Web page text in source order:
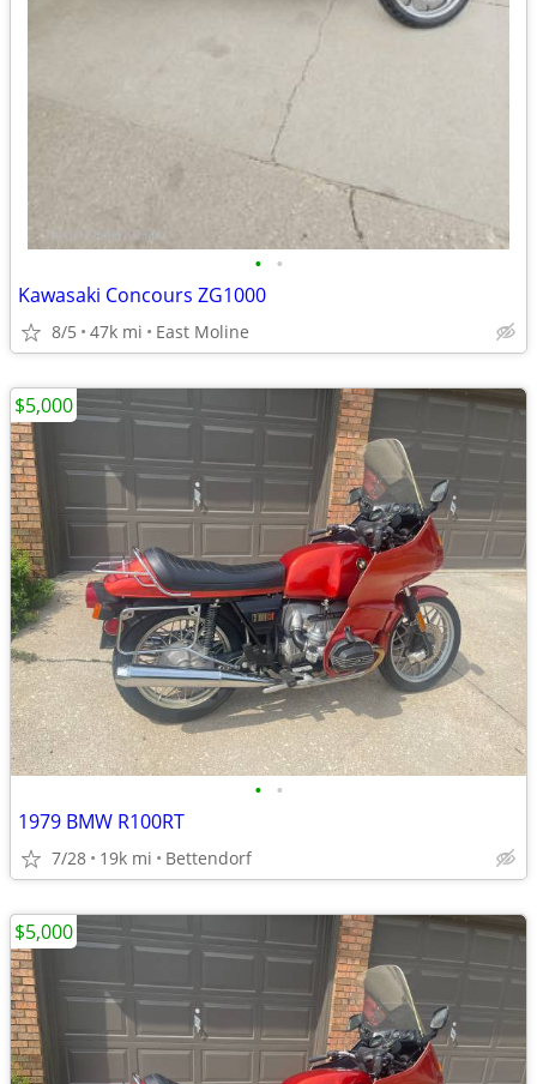
• •
Kawasaki Concours ZG1000
8/5 47k mi East Moline
• •
1979 BMW R100RT
7/28 19k mi Bettendorf
$5,000
$5,000